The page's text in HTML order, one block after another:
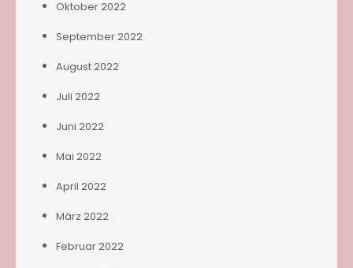
Oktober 2022
September 2022
August 2022
Juli 2022
Juni 2022
Mai 2022
April 2022
März 2022
Februar 2022